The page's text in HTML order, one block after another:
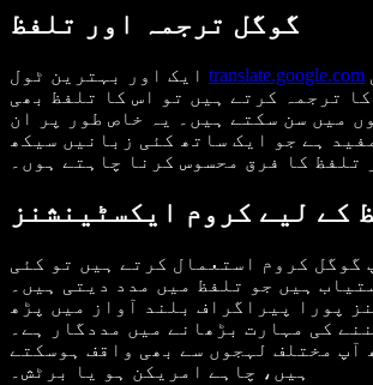
گوگل ترجمہ اور تلفظ
translate.google.com
ترجمہ کرتے ہیں تو اس کا تلفظ بھی
میں سن سکتے ہیں۔ یہ خاص طور پر ان
ہے جو ایک ساتھ کئی زبانیں سیکھ
تلفظ کا فرق محسوس کرنا چاہتے ہوں۔
کے لیے کروم ایکسٹینشنز
گوگل کروم استعمال کرتے ہیں تو کئی
ہیں جو تلفظ میں مدد دیتی ہیں۔
پورا پیراگراف بلند آواز میں پڑھ
کی مہارت بڑھانے میں مددگار ہے۔
آپ مختلف لہجوں سے بھی واقف ہوسکتے
ہیں، چاہے امریکن ہو یا برٹش۔